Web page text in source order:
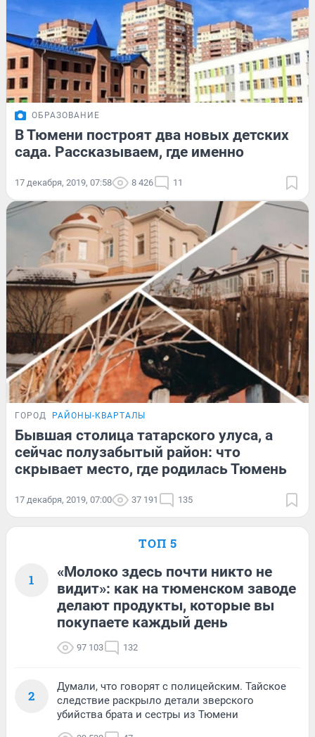
ОБРАЗОВАНИЕ
В Тюмени построят два новых детских
сада. Рассказываем, где именно
17 декабря, 2019, 07:58 8 426 11
ГОРОД РАЙОНЫ-КВАРТАЛЫ
Бывшая столица татарского улуса, а
сейчас полузабытый район: что
скрывает место, где родилась Тюмень
17 декабря, 2019, 07:00 37 191 135
ТОП 5
1
«Молоко здесь почти никто не
видит»: как на тюменском заводе
делают продукты, которые вы
покупаете каждый день
97 103 132
2
Думали, что говорят с полицейским. Тайское
следствие раскрыло детали зверского
убийства брата и сестры из Тюмени